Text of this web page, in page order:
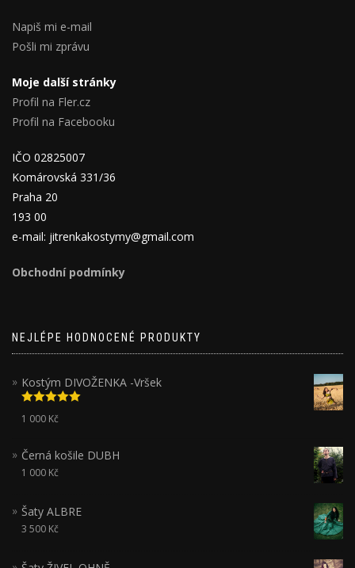
Napiš mi e-mail
Pošli mi zprávu
Moje další stránky
Profil na Fler.cz
Profil na Facebooku
IČO 02825007
Komárovská 331/36
Praha 20
193 00
e-mail: jitrenkakostymy@gmail.com
Obchodní podmínky
NEJLÉPE HODNOCENÉ PRODUKTY
Kostým DIVOŽENKA -Vršek
Hodnocení
5.00z 5
1 000 Kč
Černá košile DUBH
1 000 Kč
Šaty ALBRE
3 500 Kč